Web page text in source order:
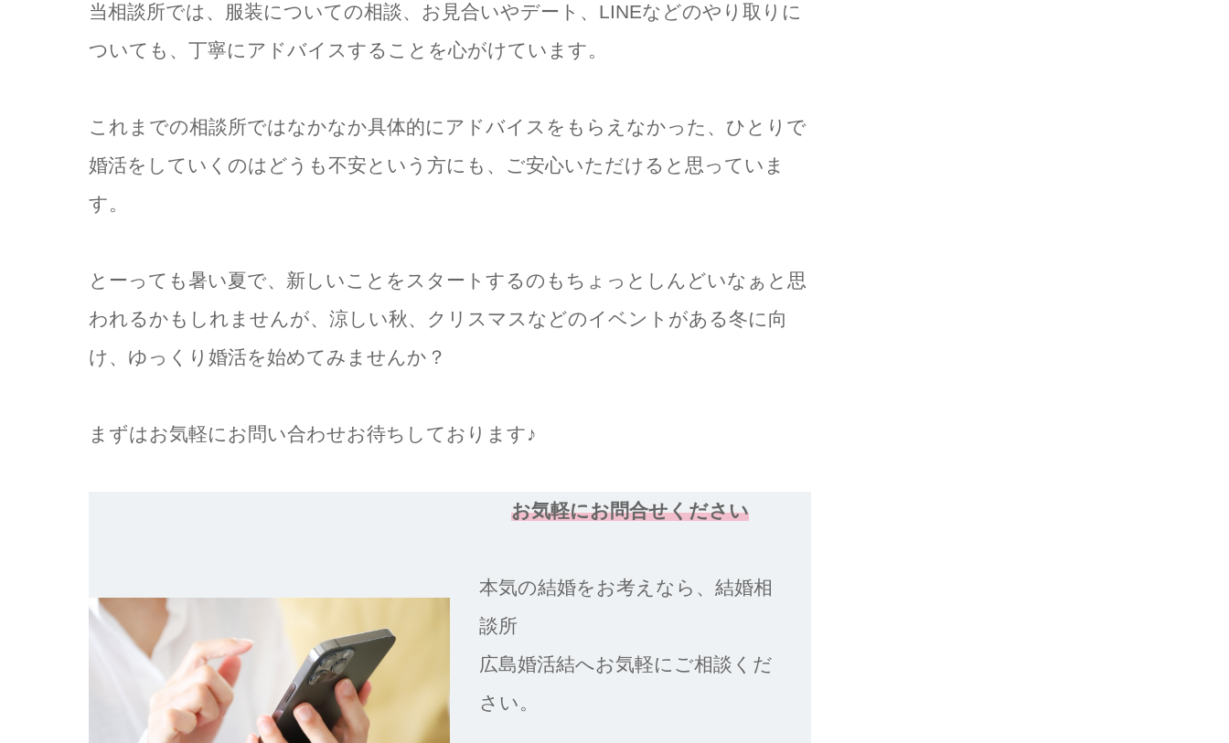
当相談所では、服装についての相談、お見合いやデート、LINEなどのやり取りに
ついても、丁寧にアドバイスすることを心がけています。
これまでの相談所ではなかなか具体的にアドバイスをもらえなかった、ひとりで
婚活をしていくのはどうも不安という方にも、ご安心いただけると思っていま
す。
とーっても暑い夏で、新しいことをスタートするのもちょっとしんどいなぁと思
われるかもしれませんが、涼しい秋、クリスマスなどのイベントがある冬に向
け、ゆっくり婚活を始めてみませんか？
まずはお気軽にお問い合わせお待ちしております♪
お気軽にお問合せください
本気の結婚をお考えなら、結婚相
談所
広島婚活結へお気軽にご相談くだ
さい。